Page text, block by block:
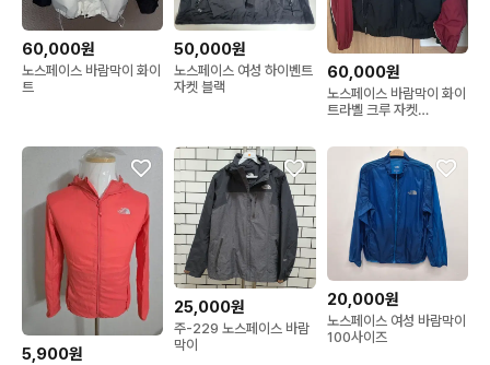
60,000원
노스페이스 바람막이 화이
트
50,000원
노스페이스 여성 하이벤트
자켓 블랙
60,000원
노스페이스 바람막이 화이
트라벨 크루 자켓
5,900원
25,000원
주-229 노스페이스 바람
막이
20,000원
노스페이스 여성 바람막이
100사이즈